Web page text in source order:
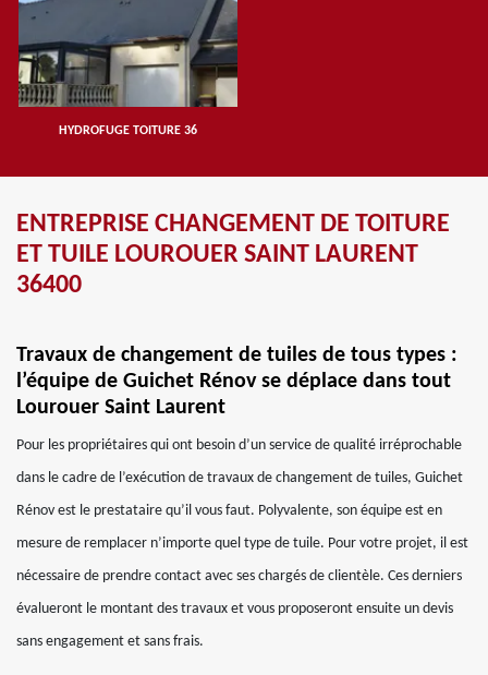
HYDROFUGE TOITURE 36
ENTREPRISE CHANGEMENT DE TOITURE
ET TUILE LOUROUER SAINT LAURENT
36400
Travaux de changement de tuiles de tous types :
l’équipe de Guichet Rénov se déplace dans tout
Lourouer Saint Laurent
Pour les propriétaires qui ont besoin d’un service de qualité irréprochable
dans le cadre de l’exécution de travaux de changement de tuiles, Guichet
Rénov est le prestataire qu’il vous faut. Polyvalente, son équipe est en
mesure de remplacer n’importe quel type de tuile. Pour votre projet, il est
nécessaire de prendre contact avec ses chargés de clientèle. Ces derniers
évalueront le montant des travaux et vous proposeront ensuite un devis
sans engagement et sans frais.